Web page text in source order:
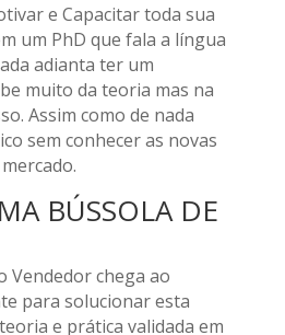
e Capacitar toda sua
um PhD que fala a língua
adianta ter um
muito da teoria mas na
Assim como de nada
sem conhecer as novas
BÚSSOLA DE
Vendedor chega ao
para solucionar esta
e prática validada em